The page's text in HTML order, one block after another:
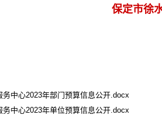
保定市徐
务中心2023年部门预算信息公开.docx
务中心2023年单位预算信息公开.docx